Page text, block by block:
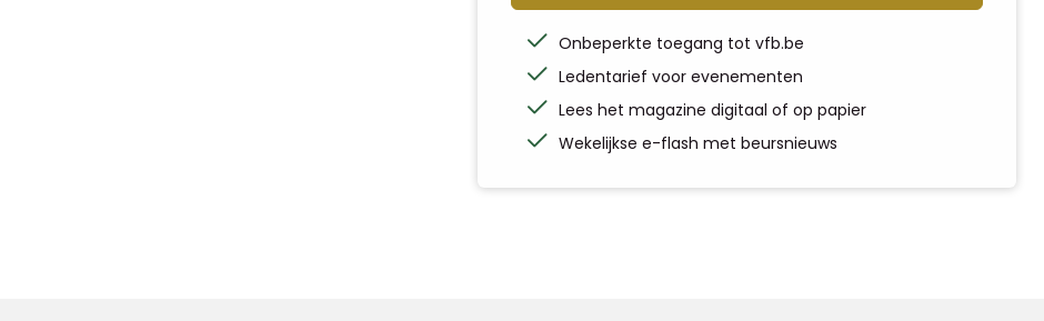
Onbeperkte toegang tot vfb.be
Ledentarief voor evenementen
Lees het magazine digitaal of op papier
Wekelijkse e-flash met beursnieuws